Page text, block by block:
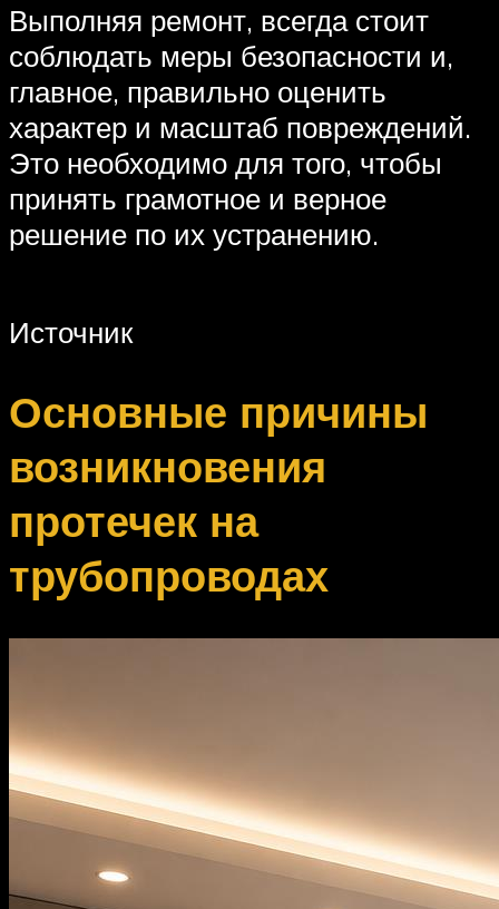
Выполняя ремонт, всегда стоит
соблюдать меры безопасности и,
главное, правильно оценить
характер и масштаб повреждений.
Это необходимо для того, чтобы
принять грамотное и верное
решение по их устранению.
Источник
Основные причины
возникновения
протечек на
трубопроводах